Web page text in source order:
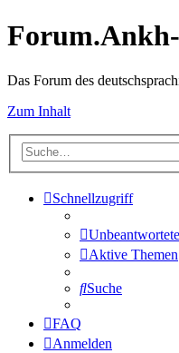
Das Forum des
Zum Inhalt
Schnellzugriff
Aktive Themen
Suche
FAQ
Anmelden